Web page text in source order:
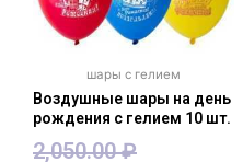
шары с гелием
Воздушные шары на день
рождения с гелием 10 шт.
2,050.00₽